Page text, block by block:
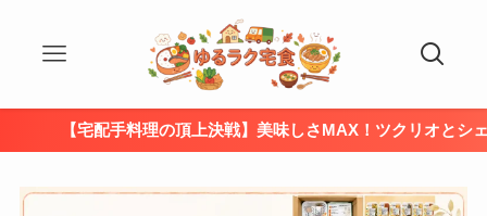
配手料理の頂上決戦】美味しさMAX！ツクリオとシェフの無添